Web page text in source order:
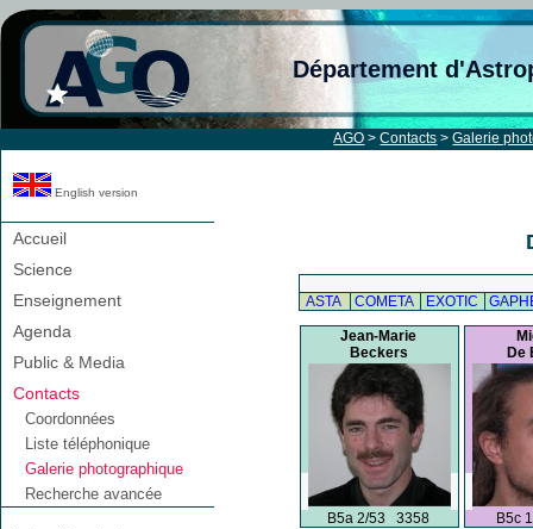
Département
AGO >Contacts >Galerie
English version
Accueil
Science
Enseignement
Agenda
Public & Media
Contacts
Coordonnées
Liste téléphonique
Galerie photographique
Recherche avancée
ASTA COMETA EXOTIC
Jean-Marie
Beckers
B5a 2/53 3358
De
B5c